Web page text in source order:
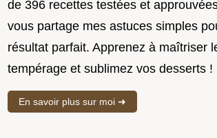
de 396 recettes testées et
vous partage mes astuces simples
résultat parfait. Apprenez à maîtriser
tempérage et sublimez vos desserts !
En savoir plus sur moi ➜